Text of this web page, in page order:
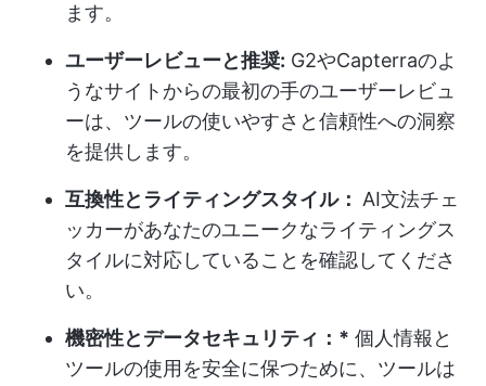
ます。
ユーザーレビューと推奨: G2やCapterraのよ
うなサイトからの最初の手のユーザーレビュ
ーは、ツールの使いやすさと信頼性への洞察
を提供します。
互換性とライティングスタイル： AI文法チェ
ッカーがあなたのユニークなライティングス
タイルに対応していることを確認してくださ
い。
機密性とデータセキュリティ：* 個人情報と
ツールの使用を安全に保つために、ツールは